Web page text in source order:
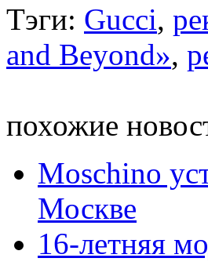
Тэги: Gucci,
and Beyond»,
похожие
Moschino
Москве
16-летняя